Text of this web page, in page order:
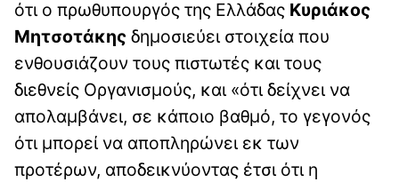
ότι ο πρωθυπουργός της Ελλάδας Κυριάκος
Μητσοτάκης δημοσιεύει στοιχεία που
ενθουσιάζουν τους πιστωτές και τους
διεθνείς Οργανισμούς, και «ότι δείχνει να
απολαμβάνει, σε κάποιο βαθμό, το γεγονός
ότι μπορεί να αποπληρώνει εκ των
προτέρων, αποδεικνύοντας έτσι ότι η